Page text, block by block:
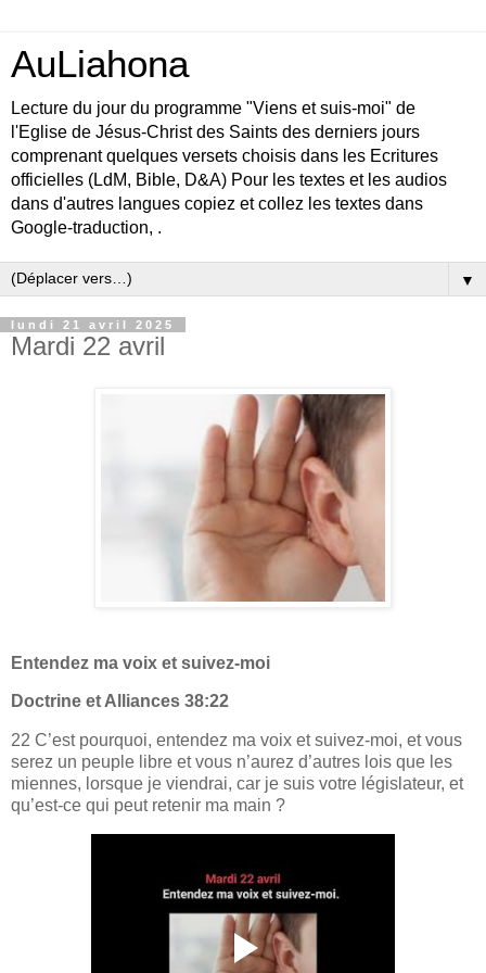
AuLiahona
Lecture du jour du programme "Viens et suis-moi" de
l'Eglise de Jésus-Christ des Saints des derniers jours
comprenant quelques versets choisis dans les Ecritures
officielles (LdM, Bible, D&A) Pour les textes et les audios
dans d'autres langues copiez et collez les textes dans
Google-traduction, .
▼
lundi 21 avril 2025
Mardi 22 avril
Entendez ma voix et suivez-moi
Doctrine et Alliances 38:22
22 C’est pourquoi, entendez ma voix et suivez-moi, et vous
serez un peuple libre et vous n’aurez d’autres lois que les
miennes, lorsque je viendrai, car je suis votre législateur, et
qu’est-ce qui peut retenir ma main ?